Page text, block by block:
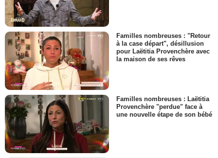
Familles nombreuses : "Retour
à la case départ", désillusion
pour Laëtitia Provenchère avec
la maison de ses rêves
Familles nombreuses : Laëtitia
Provenchère "perdue" face à
une nouvelle étape de son bébé